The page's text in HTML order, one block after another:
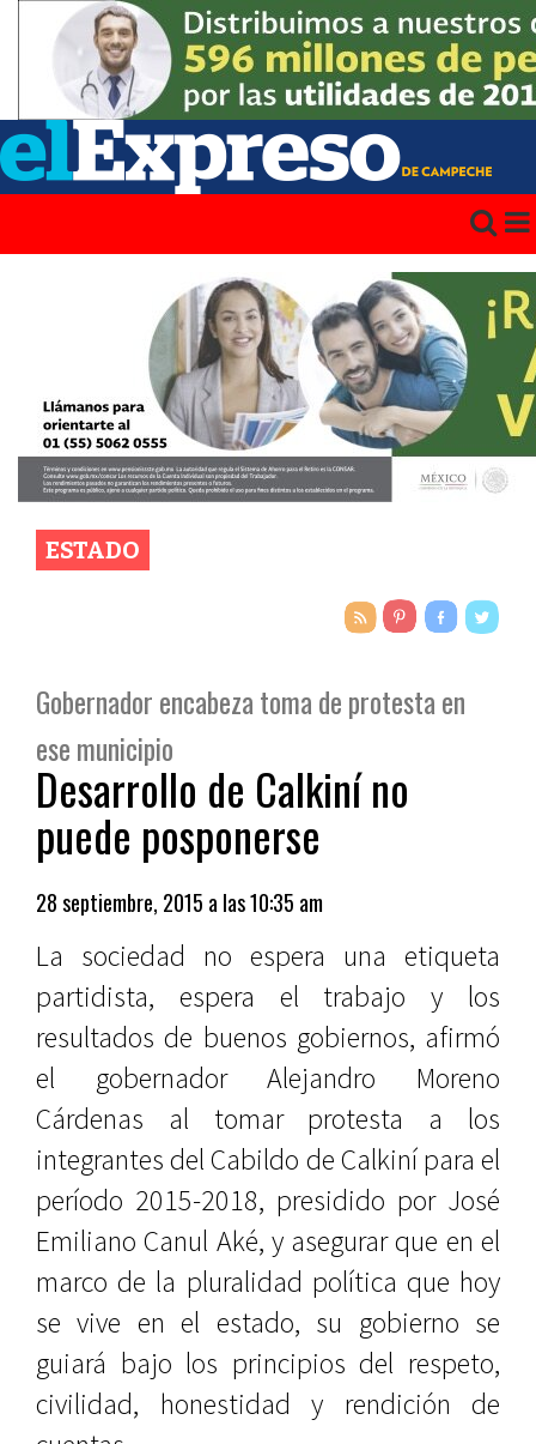
ESTADO
Gobernador encabeza toma de protesta en
ese municipio
Desarrollo de Calkiní no
puede posponerse
28 septiembre, 2015 a las 10:35 am
La sociedad no espera una etiqueta
partidista, espera el trabajo y los
resultados de buenos gobiernos, afirmó
el gobernador Alejandro Moreno
Cárdenas al tomar protesta a los
integrantes del Cabildo de Calkiní para el
período 2015-2018, presidido por José
Emiliano Canul Aké, y asegurar que en el
marco de la pluralidad política que hoy
se vive en el estado, su gobierno se
guiará bajo los principios del respeto,
civilidad, honestidad y rendición de